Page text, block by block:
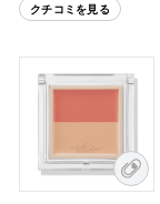
クチコミを見る